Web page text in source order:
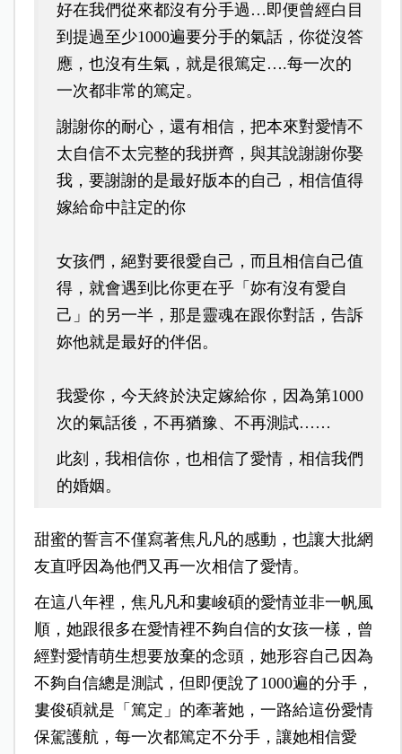
好在我們從來都沒有分手過…即便曾經白目
到提過至少1000遍要分手的氣話，你從沒答
應，也沒有生氣，就是很篤定….每一次的
一次都非常的篤定。
謝謝你的耐心，還有相信，把本來對愛情不
太自信不太完整的我拼齊，與其說謝謝你娶
我，要謝謝的是最好版本的自己，相信值得
嫁給命中註定的你
女孩們，絕對要很愛自己，而且相信自己值
得，就會遇到比你更在乎「妳有沒有愛自
己」的另一半，那是靈魂在跟你對話，告訴
妳他就是最好的伴侶。
我愛你，今天終於決定嫁給你，因為第1000
次的氣話後，不再猶豫、不再測試……
此刻，我相信你，也相信了愛情，相信我們
的婚姻。
甜蜜的誓言不僅寫著焦凡凡的感動，也讓大批網
友直呼因為他們又再一次相信了愛情。
在這八年裡，焦凡凡和婁峻碩的愛情並非一帆風
順，她跟很多在愛情裡不夠自信的女孩一樣，曾
經對愛情萌生想要放棄的念頭，她形容自己因為
不夠自信總是測試，但即便說了1000遍的分手，
婁俊碩就是「篤定」的牽著她，一路給這份愛情
保駕護航，每一次都篤定不分手，讓她相信愛